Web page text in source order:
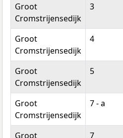
Groot
Cromstrijensedijk
3
Groot
Cromstrijensedijk
4
Groot
Cromstrijensedijk
5
Groot
Cromstrijensedijk
7 - a
Groot
7